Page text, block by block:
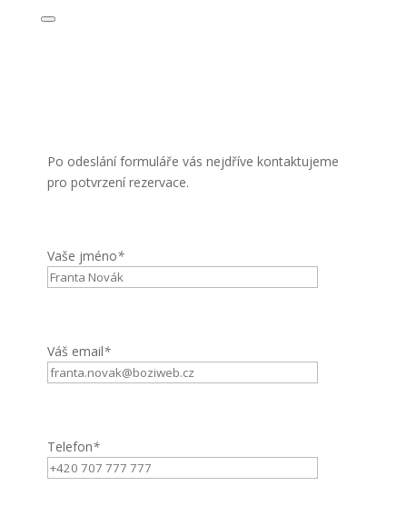
Po odeslání formuláře vás nejdříve kontaktujeme
pro potvrzení rezervace.
Vaše jméno*
Váš email*
Telefon*